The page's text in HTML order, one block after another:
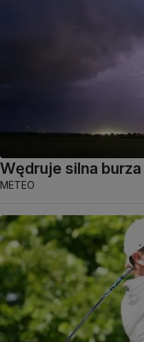
Wędruje silna
METEO